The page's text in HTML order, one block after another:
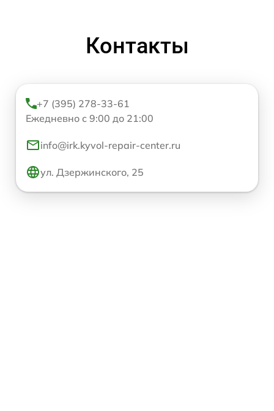
Контакты
+7 (395) 278-33-61
Ежедневно с 9:00 до 21:00
info@irk.kyvol-repair-center.ru
ул. Дзержинского, 25